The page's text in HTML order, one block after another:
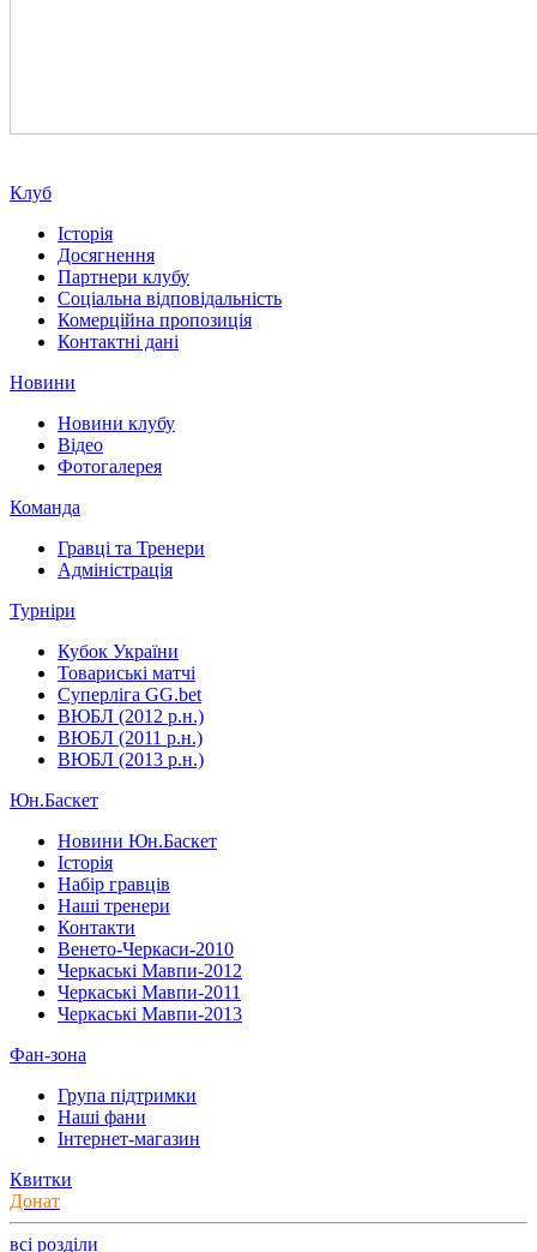
Клуб
Історія
Досягнення
Партнери клубу
Соціальна відповідальність
Комерційна пропозиція
Контактні дані
Новини
Новини клубу
Відео
Фотогалерея
Команда
Гравці та Тренери
Адміністрація
Турніри
Кубок України
Товариські матчі
Суперліга GG.bet
ВЮБЛ (2012 р.н.)
ВЮБЛ (2011 р.н.)
ВЮБЛ (2013 р.н.)
Юн.Баскет
Новини Юн.Баскет
Історія
Набір гравців
Наші тренери
Контакти
Венето-Черкаси-2010
Черкаські Мавпи-2012
Черкаські Мавпи-2011
Черкаські Мавпи-2013
Фан-зона
Група підтримки
Наші фани
Інтернет-магазин
Квитки
Донат
всі розділи